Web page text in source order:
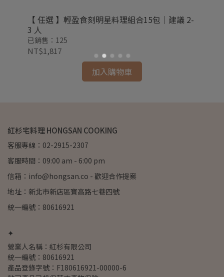
【 任選 】輕盈食刻明星料理組合15包｜建議 2-
3 人
已銷售：125
NT$1,817
加入購物車
紅杉宅料理 HONGSAN COOKING
客服專線：02-2915-2307
客服時間：09:00 am - 6:00 pm
信箱：info@hongsan.co - 歡迎合作提案
地址：新北市新店區寶高路七巷四號
統一編號：80616921
✦
營業人名稱：紅杉有限公司
統一編號：80616921
產品登錄字號：F180616921-00000-6